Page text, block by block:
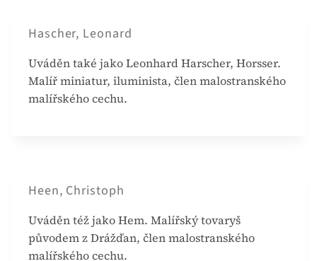
Hascher, Leonard
Uváděn také jako Leonhard Harscher, Horsser.
Malíř miniatur, iluminista, člen malostranského
malířského cechu.
Heen, Christoph
Uváděn též jako Hem. Malířský tovaryš
původem z Drážďan, člen malostranského
malířského cechu.